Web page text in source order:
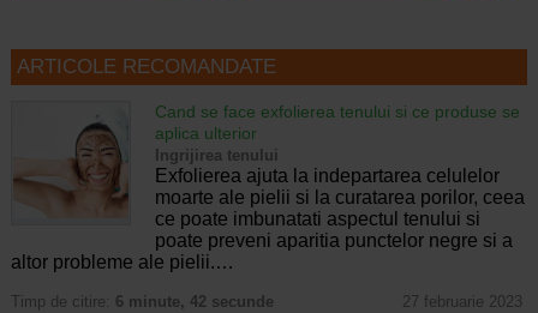
ARTICOLE RECOMANDATE
Cand se face exfolierea tenului si ce produse se
aplica ulterior
Ingrijirea tenului
Exfolierea ajuta la indepartarea celulelor
moarte ale pielii si la curatarea porilor, ceea
ce poate imbunatati aspectul tenului si
poate preveni aparitia punctelor negre si a
altor probleme ale pielii.…
Timp de citire: 6 minute, 42 secunde 27 februarie 2023